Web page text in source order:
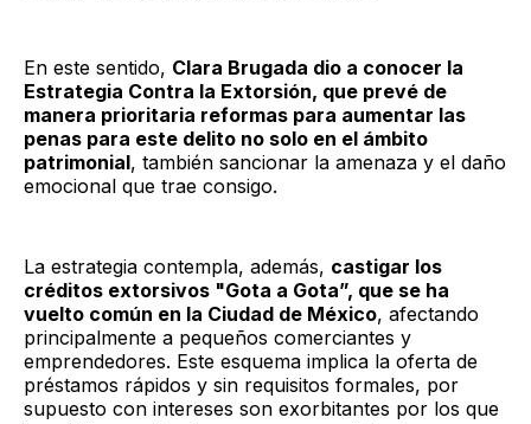
En este sentido, Clara Brugada dio a conocer la
Estrategia Contra la Extorsión, que prevé de
manera prioritaria reformas para aumentar las
penas para este delito no solo en el ámbito
patrimonial, también sancionar la amenaza y el daño
emocional que trae consigo.
La estrategia contempla, además, castigar los
créditos extorsivos "Gota a Gota”, que se ha
vuelto común en la Ciudad de México, afectando
principalmente a pequeños comerciantes y
emprendedores. Este esquema implica la oferta de
préstamos rápidos y sin requisitos formales, por
supuesto con intereses son exorbitantes por los que